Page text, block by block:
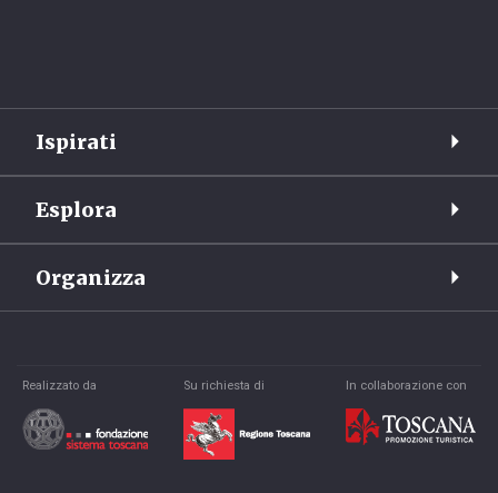
Ispirati
Esplora
Organizza
Realizzato da Su richiesta di In collaborazione con